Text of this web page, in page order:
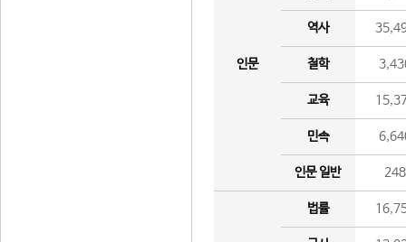
인문
역사
철학
교육
민속
인문 일반 248
법률